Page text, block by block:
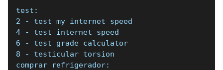
test:
2 - test my internet speed
4 - test internet speed
6 - test grade calculator
8 - testicular torsion
comprar refrigerador: